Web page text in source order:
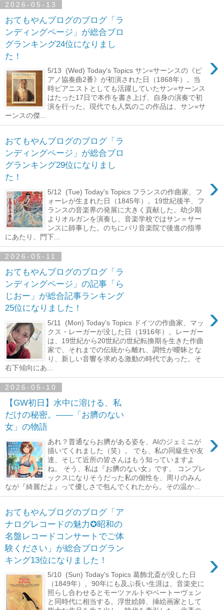
2026-05-13
おてもやんブログのブログ「ラ
ンディングページ」が総合ブロ
グランキング24位になりまし
た！
›
5/13 (Wed) Today's Topics サン=サーンスの《ピ
アノ協奏曲2番》が初演された日（1868年）。当
時ピアニストとしても活躍していたサン=サーンス
はたった17日で本作を書き上げ、自身の演奏で初
演を行った。現代でも人気のこの作品は、サン=サ
ーンスの傑...
おてもやんブログのブログ「ラ
ンディングページ」が総合ブロ
グランキング29位になりまし
た！
›
5/12 (Tue) Today's Topics フランスの作曲家、フ
ォーレが生まれた日（1845年）。19世紀後半、フ
ランスの音楽界の発展に大きく貢献した。幼少期
よりオルガンを演奏し、音楽学校ではサン＝サー
ンスに師事した。のちにパリ音楽院で後進の指導
にあたり、門下...
2026-05-11
おてもやんブログのブログ「ラ
ンディングページ」の記事「ら
じおー」が総合記事ランキング
25位になりました！
›
5/11 (Mon) Today's Topics ドイツの作曲家、マッ
クス・レーガーが没した日（1916年）。レーガー
は、19世紀から20世紀の世紀転換期を生きた作曲
家で、それまでの伝統から離れ、調性が曖昧とな
り、新しい音響を求める激動の時代であった。そ
右下傾向にあ...
2026-05-10
【GW初日】水中に溶ける、私
だけの秘密。――「お臍のない
女」の物語
›
あれ？普通ならお臍がある姿を、AIのジェミニが
描いてくれました（笑）。 でも、私の同級生や友
達、そして近所の皆さんはもう知っていますよ
ね。 そう、私は『お臍のない女』です。 コンプレ
ックスになりそうだった私の個性を、周りのみん
なが『綺麗だよ』って優しさで包んでくれたから。その温か...
おてもやんブログのブログ「ア
ナログレコードの魅力✪昭和の
名盤レコードコンサートでご体
験ください」が総合ブログラン
キング13位になりました！
›
5/10 (Sun) Today's Topics 葛飾北斎が没した日
（1849年）。90年にも及ぶ長い生涯は、音楽史に
照らし合わせるとモーツァルトやベートーヴェン
と同時代に相当する。浮世絵師、挿絵画家として